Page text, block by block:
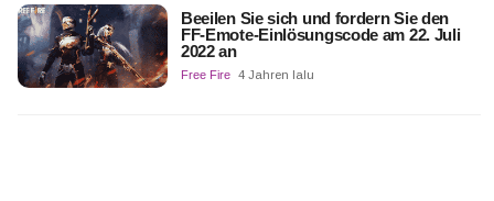
Beeilen Sie sich und fordern Sie den
FF-Emote-Einlösungscode am 22. Juli
2022 an
Free Fire 4 Jahren lalu